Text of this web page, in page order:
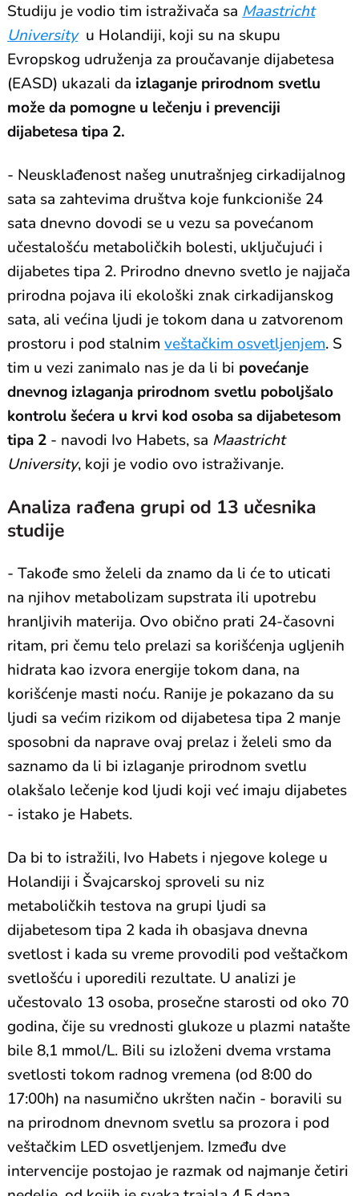
Studiju je vodio tim istraživača sa Maastricht
Universityu Holandiji, koji su na skupu
Evropskog udruženja za proučavanje dijabetesa
(EASD) ukazali da izlaganje prirodnom svetlu
može da pomogne u lečenju i prevenciji
dijabetesa tipa 2.
- Neusklađenost našeg unutrašnjeg cirkadijalnog
sata sa zahtevima društva koje funkcioniše 24
sata dnevno dovodi se u vezu sa povećanom
učestalošću metaboličkih bolesti, uključujući i
dijabetes tipa 2. Prirodno dnevno svetlo je najjača
prirodna pojava ili ekološki znak cirkadijanskog
sata, ali većina ljudi je tokom dana u zatvorenom
prostoru i pod stalnimveštačkim osvetljenjem. S
tim u vezi zanimalo nas je da li bi povećanje
dnevnog izlaganja prirodnom svetlu poboljšalo
kontrolu šećera u krvi kod osoba sa dijabetesom
tipa 2 - navodi Ivo Habets, sa Maastricht
University, koji je vodio ovo istraživanje.
Analiza rađena grupi od 13 učesnika
studije
- Takođe smo želeli da znamo da li će to uticati
na njihov metabolizam supstrata ili upotrebu
hranljivih materija. Ovo obično prati 24-časovni
ritam, pri čemu telo prelazi sa korišćenja ugljenih
hidrata kao izvora energije tokom dana, na
korišćenje masti noću. Ranije je pokazano da su
ljudi sa većim rizikom od dijabetesa tipa 2 manje
sposobni da naprave ovaj prelaz i želeli smo da
saznamo da li bi izlaganje prirodnom svetlu
olakšalo lečenje kod ljudi koji već imaju dijabetes
- istako je Habets.
Da bi to istražili, Ivo Habets i njegove kolege u
Holandiji i Švajcarskoj sproveli su niz
metaboličkih testova na grupi ljudi sa
dijabetesom tipa 2 kada ih obasjava dnevna
svetlost i kada su vreme provodili pod veštačkom
svetlošću i uporedili rezultate. U analizi je
učestovalo 13 osoba, prosečne starosti od oko 70
godina, čije su vrednosti glukoze u plazmi natašte
bile 8,1 mmol/L. Bili su izloženi dvema vrstama
svetlosti tokom radnog vremena (od 8:00 do
17:00h) na nasumično ukršten način - boravili su
na prirodnom dnevnom svetlu sa prozora i pod
veštačkim LED osvetljenjem. Između dve
intervencije postojao je razmak od najmanje četiri